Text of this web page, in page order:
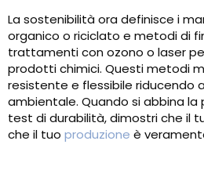
La sostenibilità ora definisce i
organico o riciclato e metodi di
trattamenti con ozono o laser
prodotti chimici. Questi metodi
resistente e flessibile riducendo
ambientale. Quando si abbina
test di durabilità, dimostri che il
che il tuo produzione è